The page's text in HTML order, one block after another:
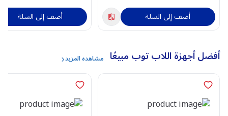
أضف إلى السلة أضف إلى السلة
أفضل أجهزة اللاب توب مبيعًا مشاهده المزيد